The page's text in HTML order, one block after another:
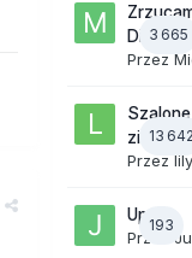
3 665
Dieta
Przez
13 642
Przez
193
Upały
Przez